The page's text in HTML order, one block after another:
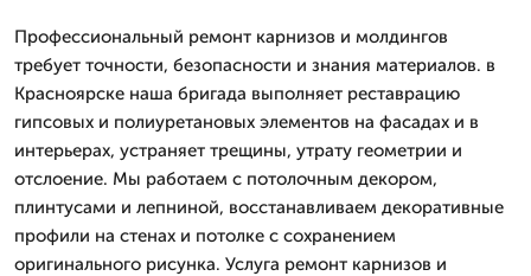
Профессиональный ремонт карнизов и молдингов
требует точности, безопасности и знания материалов. в
Красноярске наша бригада выполняет реставрацию
гипсовых и полиуретановых элементов на фасадах и в
интерьерах, устраняет трещины, утрату геометрии и
отслоение. Мы работаем с потолочным декором,
плинтусами и лепниной, восстанавливаем декоративные
профили на стенах и потолке с сохранением
оригинального рисунка. Услуга ремонт карнизов и